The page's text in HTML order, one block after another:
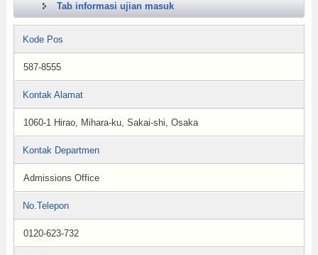
Tab informasi ujian masuk
Kode Pos
587-8555
Kontak Alamat
1060-1 Hirao, Mihara-ku, Sakai-shi, Osaka
Kontak Departmen
Admissions Office
No.Telepon
0120-623-732